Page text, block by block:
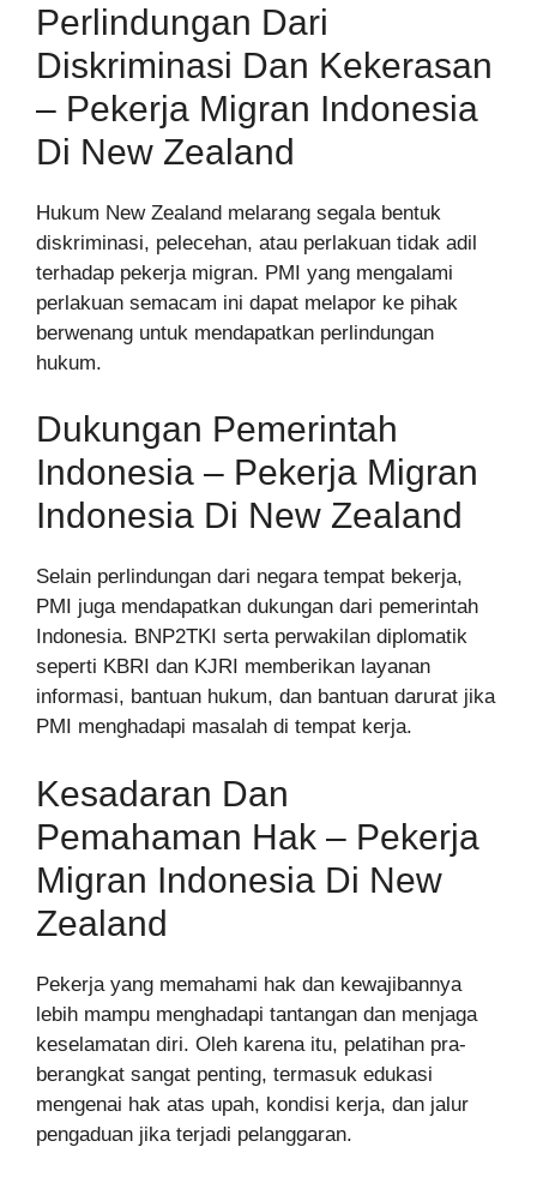
Perlindungan Dari
Diskriminasi Dan Kekerasan
– Pekerja Migran Indonesia
Di New Zealand
Hukum New Zealand melarang segala bentuk
diskriminasi, pelecehan, atau perlakuan tidak adil
terhadap pekerja migran. PMI yang mengalami
perlakuan semacam ini dapat melapor ke pihak
berwenang untuk mendapatkan perlindungan
hukum.
Dukungan Pemerintah
Indonesia – Pekerja Migran
Indonesia Di New Zealand
Selain perlindungan dari negara tempat bekerja,
PMI juga mendapatkan dukungan dari pemerintah
Indonesia. BNP2TKI serta perwakilan diplomatik
seperti KBRI dan KJRI memberikan layanan
informasi, bantuan hukum, dan bantuan darurat jika
PMI menghadapi masalah di tempat kerja.
Kesadaran Dan
Pemahaman Hak – Pekerja
Migran Indonesia Di New
Zealand
Pekerja yang memahami hak dan kewajibannya
lebih mampu menghadapi tantangan dan menjaga
keselamatan diri. Oleh karena itu, pelatihan pra-
berangkat sangat penting, termasuk edukasi
mengenai hak atas upah, kondisi kerja, dan jalur
pengaduan jika terjadi pelanggaran.